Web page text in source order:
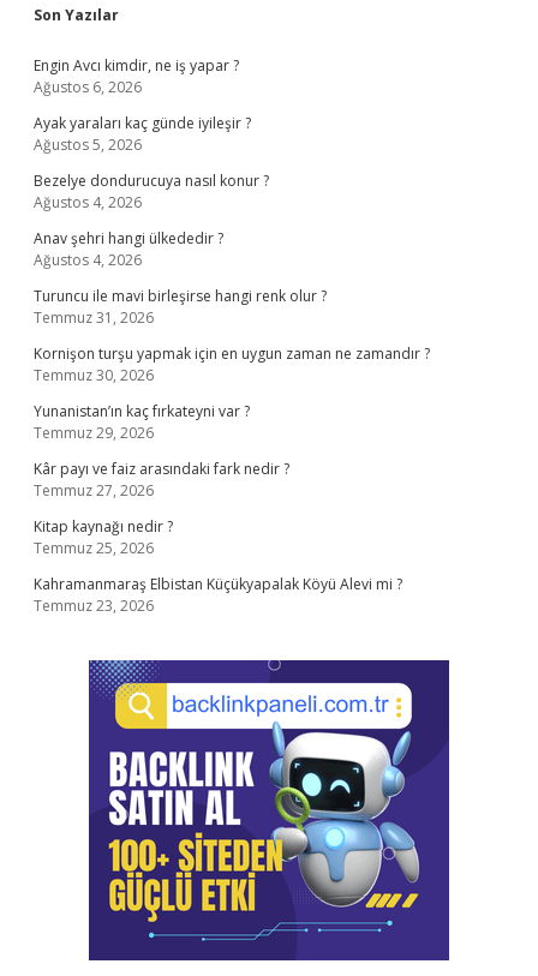
Sidebar
Son Yazılar
Engin Avcı kimdir, ne iş yapar ?
Ağustos 6, 2026
Ayak yaraları kaç günde iyileşir ?
Ağustos 5, 2026
Bezelye dondurucuya nasıl konur ?
Ağustos 4, 2026
Anav şehri hangi ülkededir ?
Ağustos 4, 2026
Turuncu ile mavi birleşirse hangi renk olur ?
Temmuz 31, 2026
Kornişon turşu yapmak için en uygun zaman ne zamandır ?
Temmuz 30, 2026
Yunanistan’ın kaç fırkateyni var ?
Temmuz 29, 2026
Kâr payı ve faiz arasındaki fark nedir ?
Temmuz 27, 2026
Kitap kaynağı nedir ?
Temmuz 25, 2026
Kahramanmaraş Elbistan Küçükyapalak Köyü Alevi mi ?
Temmuz 23, 2026